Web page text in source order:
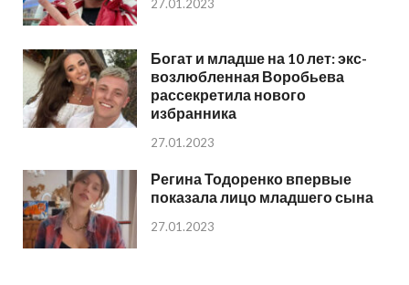
27.01.2023
Богат и младше на 10 лет: экс-
возлюбленная Воробьева
рассекретила нового
избранника
27.01.2023
Регина Тодоренко впервые
показала лицо младшего сына
27.01.2023